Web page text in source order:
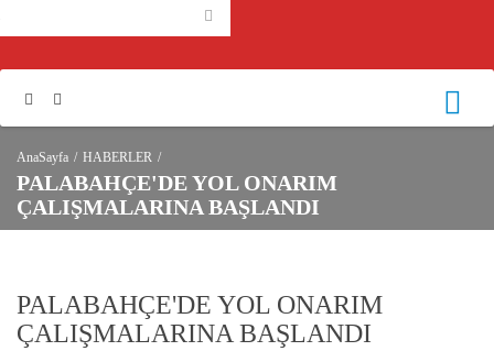
AnaSayfa HABERLER
PALABAHÇE'DE YOL ONARIM
ÇALIŞMALARINA BAŞLANDI
PALABAHÇE'DE YOL ONARIM
ÇALIŞMALARINA BAŞLANDI